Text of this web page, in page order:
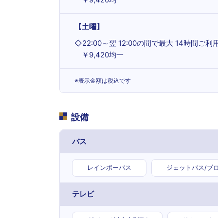
【土曜】
◇22:00～翌 12:00の間で最大 14時間ご利
￥9,420均一
※表示金額は税込です
設備
バス
レインボーバス ジェットバス/ブ
テレビ